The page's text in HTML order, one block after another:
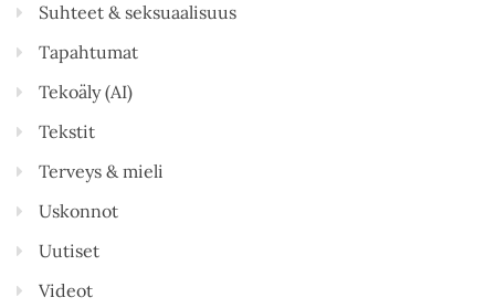
Suhteet & seksuaalisuus
Tapahtumat
Tekoäly (AI)
Tekstit
Terveys & mieli
Uskonnot
Uutiset
Videot